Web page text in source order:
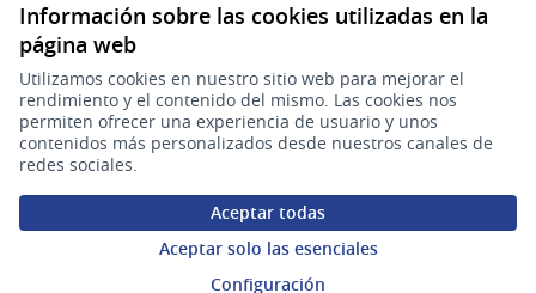
Información sobre las cookies utilizadas en la
página web
Utilizamos cookies en nuestro sitio web para mejorar el
rendimiento y el contenido del mismo. Las cookies nos
permiten ofrecer una experiencia de usuario y unos
contenidos más personalizados desde nuestros canales de
redes sociales.
Aceptar todas
Aceptar solo las esenciales
Configuración
gub.uy
(Enlace externo)
Sitio oficial de la República Oriental del Uruguay
Configuración de cookies